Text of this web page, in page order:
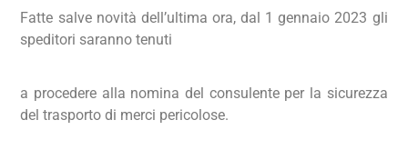
Fatte salve novità dell’ultima ora, dal 1 gennaio 2023 gli
speditori saranno tenuti
a procedere alla nomina del consulente per la sicurezza
del trasporto di merci pericolose.